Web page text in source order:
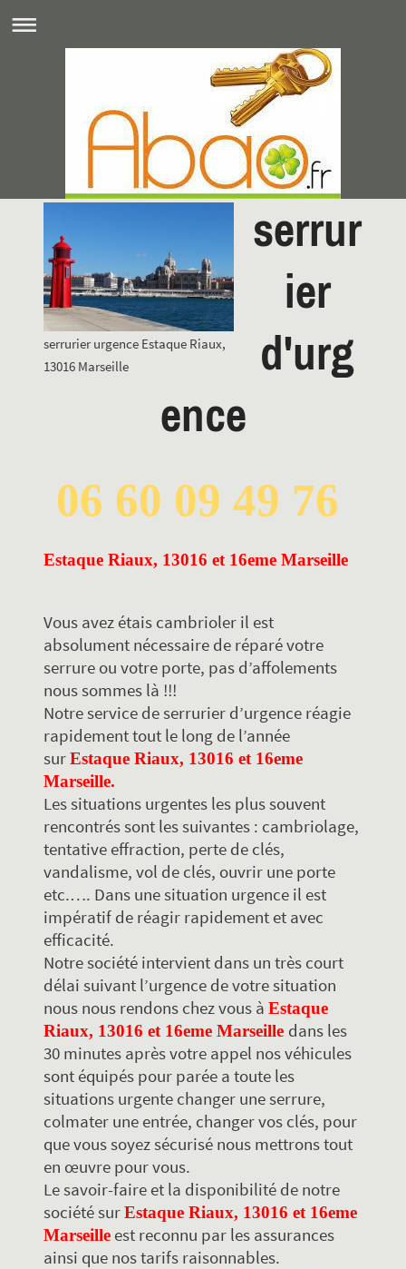
serrurier urgence Estaque Riaux,
13016 Marseille
serrur
ier
d'urg
ence
06 60 09 49 76
Estaque Riaux, 13016 et 16eme Marseille
Vous avez étais cambrioler il est
absolument nécessaire de réparé votre
serrure ou votre porte, pas d’affolements
nous sommes là !!!
Notre service de serrurier d’urgence réagie
rapidement tout le long de l’année
surEstaque Riaux, 13016 et 16eme
Marseille.
Les situations urgentes les plus souvent
rencontrés sont les suivantes : cambriolage,
tentative effraction, perte de clés,
vandalisme, vol de clés, ouvrir une porte
etc.…. Dans une situation urgence il est
impératif de réagir rapidement et avec
efficacité.
Notre société intervient dans un très court
délai suivant l’urgence de votre situation
nous nous rendons chez vous à Estaque
Riaux, 13016 et 16eme Marseille dans les
30 minutes après votre appel nos véhicules
sont équipés pour parée a toute les
situations urgente changer une serrure,
colmater une entrée, changer vos clés, pour
que vous soyez sécurisé nous mettrons tout
en œuvre pour vous.
Le savoir-faire et la disponibilité de notre
société surEstaque Riaux, 13016 et 16eme
Marseille est reconnu par les assurances
ainsi que nos tarifs raisonnables.